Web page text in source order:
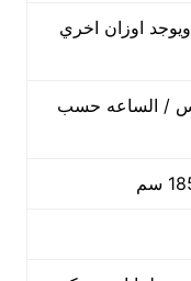
ويوجد اوزان اخري
1500 كيس / الساعه حسب